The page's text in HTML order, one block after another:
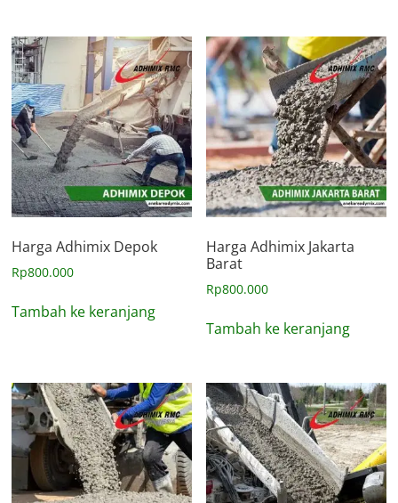
Harga Adhimix Depok
Rp800.000
Tambah ke keranjang
Harga Adhimix Jakarta
Barat
Rp800.000
Tambah ke keranjang